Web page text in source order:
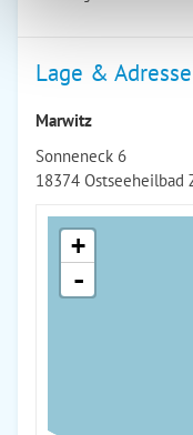
Lage &
Marwitz
Sonneneck 6
18374 Ostseeheilbad
+
-